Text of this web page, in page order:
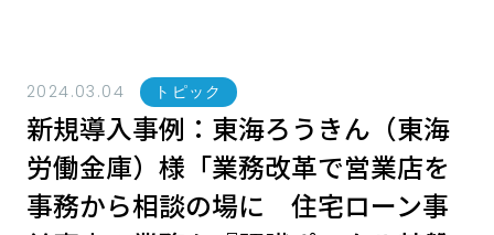
2024.03.04 トピック
新規導入事例：東海ろうきん（東海
労働金庫）様「業務改革で営業店を
事務から相談の場に 住宅ローン事